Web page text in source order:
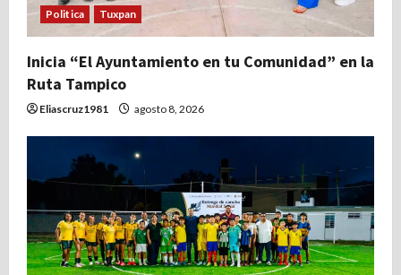
Politica Tuxpan
Inicia “El Ayuntamiento en tu Comunidad” en la
Ruta Tampico
Eliascruz1981 agosto 8, 2026